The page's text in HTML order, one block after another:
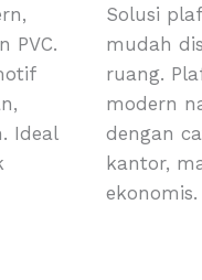
PVC.
Ideal
Solusi
mudah
ruang.
modern
dengan
kantor,
ekonomis.